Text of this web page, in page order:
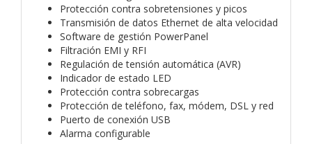
Protección contra sobretensiones y picos
Transmisión de datos Ethernet de alta velocidad
Software de gestión PowerPanel
Filtración EMI y RFI
Regulación de tensión automática (AVR)
Indicador de estado LED
Protección contra sobrecargas
Protección de teléfono, fax, módem, DSL y red
Puerto de conexión USB
Alarma configurable